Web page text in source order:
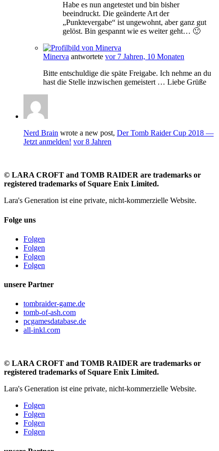
Habe es nun angetestet und bin bisher
beeindruckt. Die geänderte Art der
„Punktevergabe“ ist ungewohnt, aber ganz gut
gelöst. Bin gespannt wie es weiter geht… 🙂
Minerva antwortete vor 7 Jahren, 10 Monaten
Bitte entschuldige die späte Freigabe. Ich nehme an du
hast die Stelle inzwischen gemeistert … Liebe Grüße
Nerd Brain wrote a new post, Der Tomb Raider Cup 2018 —
Jetzt anmelden! vor 8 Jahren
© LARA CROFT and TOMB RAIDER are trademarks or
registered trademarks of Square Enix Limited.
Lara's Generation ist eine private, nicht-kommerzielle Website.
Folge uns
Folgen
Folgen
Folgen
Folgen
unsere Partner
tombraider-game.de
tomb-of-ash.com
pcgamesdatabase.de
all-inkl.com
© LARA CROFT and TOMB RAIDER are trademarks or
registered trademarks of Square Enix Limited.
Lara's Generation ist eine private, nicht-kommerzielle Website.
Folgen
Folgen
Folgen
Folgen